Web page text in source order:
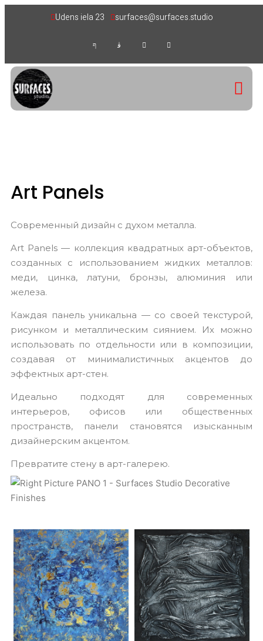
Udens iela 23 surfaces@surfaces.studio
Art Panels
Современный дизайн с духом металла.
Art Panels — коллекция квадратных арт-объектов,
созданных с использованием жидких металлов:
меди, цинка, латуни, бронзы, алюминия или
железа.
Каждая панель уникальна — со своей текстурой,
рисунком и металлическим сиянием. Их можно
использовать по отдельности или в композиции,
создавая от минималистичных акцентов до
эффектных арт-стен.
Идеально подходят для современных
интерьеров, офисов или общественных
пространств, панели становятся изысканным
дизайнерским акцентом.
Превратите стену в арт-галерею.